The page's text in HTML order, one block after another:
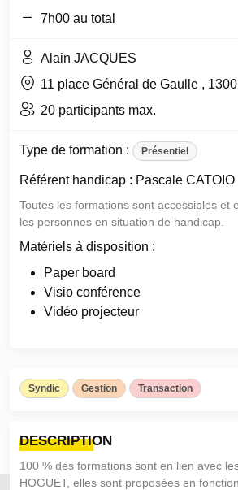
Syndic Gestion Transaction
DESCRIPTION
100 % des formations sont en lien avec
HOGUET, elles sont proposées en
7h00 au total
Alain JACQUES
11 place Général de Gaulle ,
20 participants max.
Type de formation : Présentiel
Référent handicap : Pascale CATOIO
Toutes les formations sont accessibles et
les personnes en situation de handicap.
Matériels à disposition :
Paper board
Visio conférence
Vidéo projecteur